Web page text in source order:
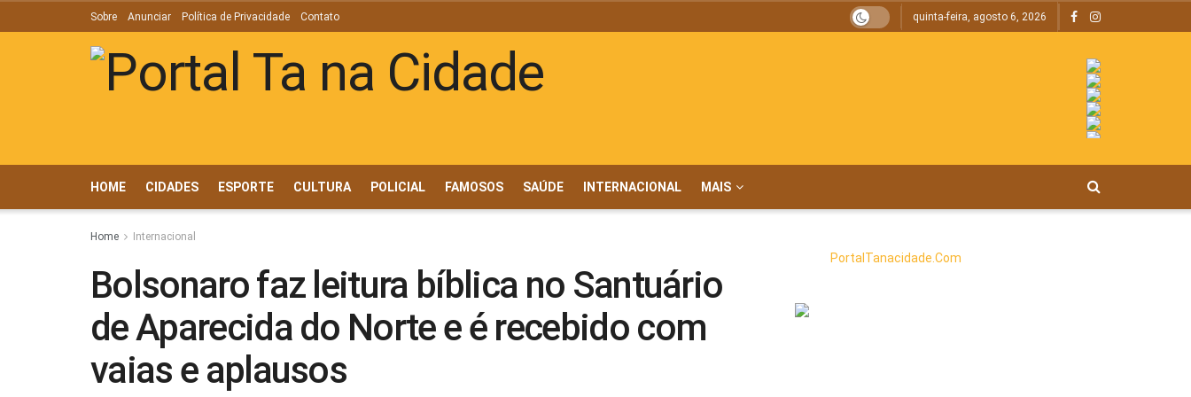
Sobre Anunciar Política de Privacidade Contato quinta-feira, agosto 6, 2026
HOME CIDADES ESPORTE CULTURA POLICIAL FAMOSOS SAÚDE INTERNACIONAL MAIS
Home Internacional
Bolsonaro faz leitura bíblica no Santuário
de Aparecida do Norte e é recebido com
vaias e aplausos
PortalTanacidade.Com